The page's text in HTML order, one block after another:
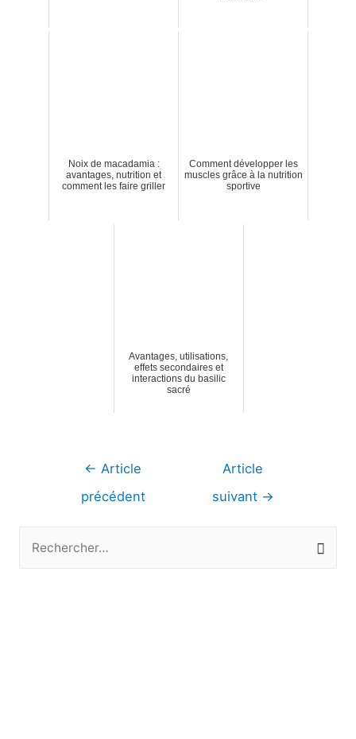
Noix de macadamia :
avantages, nutrition et
comment les faire griller
Comment développer les
muscles grâce à la nutrition
sportive
Avantages, utilisations,
effets secondaires et
interactions du basilic
sacré
Navigation
← Article
précédent
Article
suivant →